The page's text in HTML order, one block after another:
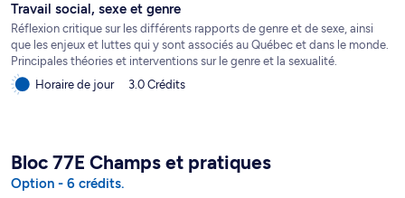
Travail social, sexe et genre
Réflexion critique sur les différents rapports de genre et de sexe, ainsi
que les enjeux et luttes qui y sont associés au Québec et dans le monde.
Principales théories et interventions sur le genre et la sexualité.
Horaire de jour
3.0 Crédits
Bloc 77E Champs et pratiques
Option - 6 crédits.